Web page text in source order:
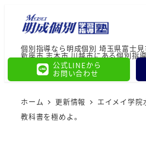
個別指導なら明成個別 埼玉県富士
新座市,志木市,川越市にある個別指
公式LINEから
お問い合わせ
ホーム 更新情報 エイメイ学院
教科書を極めよ。